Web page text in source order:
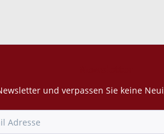
und verpassen Sie keine